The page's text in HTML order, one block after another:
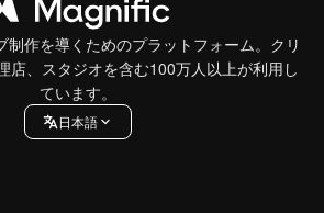
制作を導くためのプラットフォーム。クリ
店、スタジオを含む100万人以上が利用し
ています。
日本語